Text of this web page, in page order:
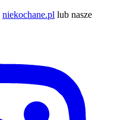
niekochane.pl lub nasze